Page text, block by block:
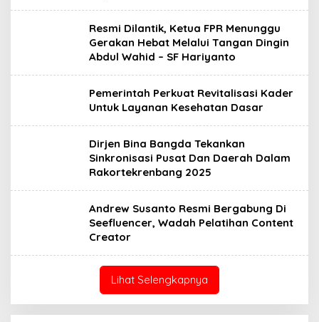
Resmi Dilantik, Ketua FPR Menunggu
Gerakan Hebat Melalui Tangan Dingin
Abdul Wahid – SF Hariyanto
Pemerintah Perkuat Revitalisasi Kader
Untuk Layanan Kesehatan Dasar
Dirjen Bina Bangda Tekankan
Sinkronisasi Pusat Dan Daerah Dalam
Rakortekrenbang 2025
Andrew Susanto Resmi Bergabung Di
Seefluencer, Wadah Pelatihan Content
Creator
Lihat Selengkapnya